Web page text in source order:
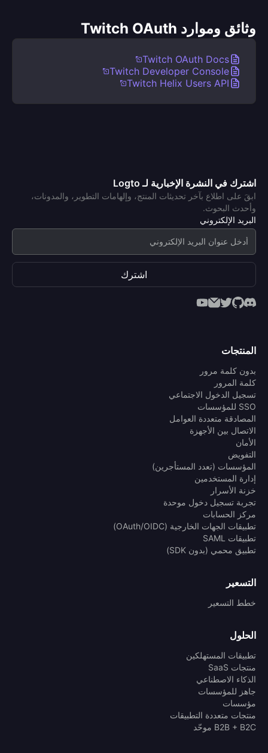
وثائق وموارد Twitch OAuth
Twitch OAuth Docs
Twitch Developer Console
Twitch Helix Users API
اشترك في النشرة الإخبارية لـ Logto
ابقَ على اطلاع بآخر تحديثات المنتج، وإلهامات التطوير، والمدونات،
وأحدث البحوث.
البريد الإلكتروني
اشترك
المنتجات
بدون كلمة مرور
كلمة المرور
تسجيل الدخول الاجتماعي
SSO للمؤسسات
المصادقة متعددة العوامل
الاتصال بين الأجهزة
الأمان
التفويض
المؤسسات (تعدد المستأجرين)
إدارة المستخدمين
خزنة الأسرار
تجربة تسجيل دخول موحدة
مركز الحسابات
تطبيقات الجهات الخارجية (OAuth/OIDC)
تطبيقات SAML
تطبيق محمي (بدون SDK)
التسعير
خطط التسعير
الحلول
تطبيقات المستهلكين
منتجات SaaS
الذكاء الاصطناعي
جاهز للمؤسسات
مؤسسات
منتجات متعددة التطبيقات
B2B + B2C موحّد